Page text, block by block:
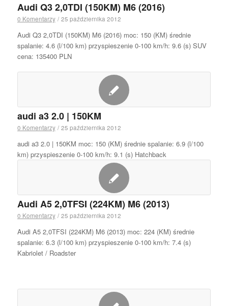
Audi Q3 2,0TDI (150KM) M6 (2016)
0 Komentarzy / 25 października 2012
Audi Q3 2,0TDI (150KM) M6 (2016) moc: 150 (KM) średnie
spalanie: 4.6 (l/100 km) przyspieszenie 0-100 km/h: 9.6 (s) SUV
cena: 135400 PLN
audi a3 2.0 | 150KM
0 Komentarzy / 25 października 2012
audi a3 2.0 | 150KM moc: 150 (KM) średnie spalanie: 6.9 (l/100
km) przyspieszenie 0-100 km/h: 9.1 (s) Hatchback
Audi A5 2,0TFSI (224KM) M6 (2013)
0 Komentarzy / 25 października 2012
Audi A5 2,0TFSI (224KM) M6 (2013) moc: 224 (KM) średnie
spalanie: 6.3 (l/100 km) przyspieszenie 0-100 km/h: 7.4 (s)
Kabriolet / Roadster